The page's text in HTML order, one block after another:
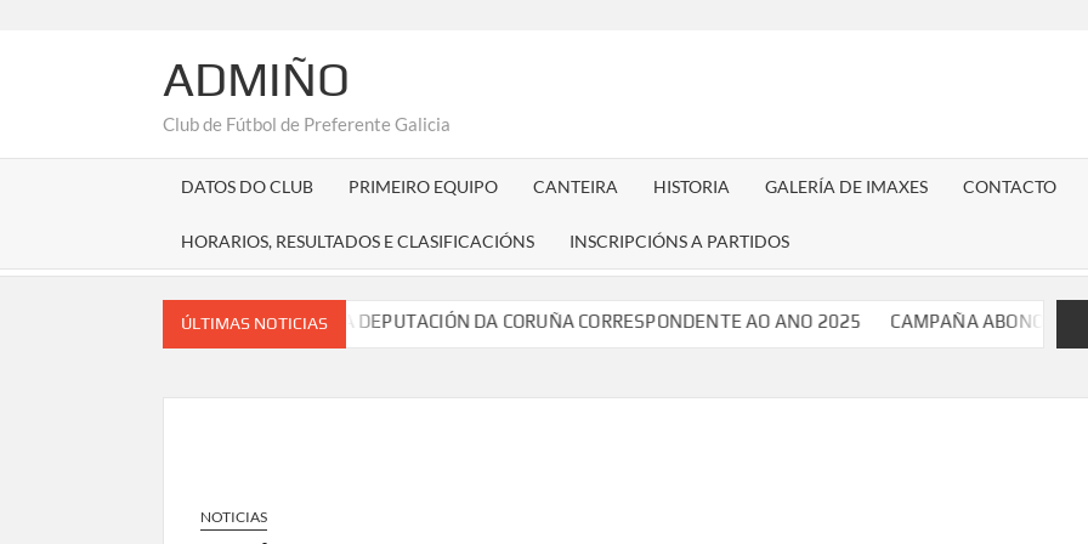
ADMIÑO
Club de Fútbol de Preferente Galicia
DATOS DO CLUB PRIMEIRO EQUIPO CANTEIRA HISTORIA GALERÍA DE IMAXES CONTACTO
HORARIOS, RESULTADOS E CLASIFICACIÓNS INSCRIPCIÓNS A PARTIDOS
ÚLTIMAS NOTICIAS
SUBVENCIÓN DA DEPUTACIÓN DA CORUÑA CORRESPONDENTE AO ANO 2025 CAMPAÑA ABONOS TEMPADA
NOTICIAS